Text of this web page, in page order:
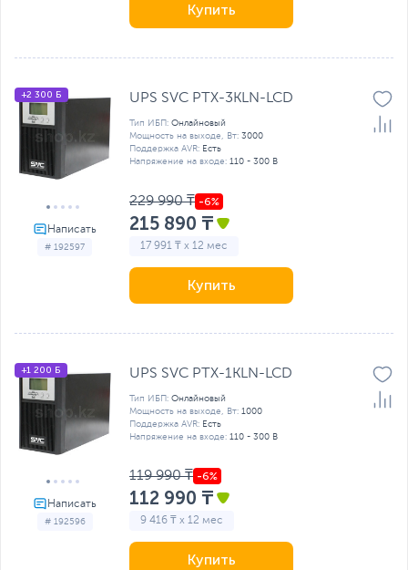
Купить
# 192597
+2 300 Б UPS SVC PTX-3KLN-LCD
Тип ИБП: Онлайновый
Мощность на выходе, Вт: 3000
Поддержка AVR: Есть
Напряжение на входе: 110 - 300 В
229 990 ₸
215 890 ₸
17 991 ₸ x 12 мес
Купить
# 192596
+1 200 Б UPS SVC PTX-1KLN-LCD
Тип ИБП: Онлайновый
Мощность на выходе, Вт: 1000
Поддержка AVR: Есть
Напряжение на входе: 110 - 300 В
119 990 ₸
112 990 ₸
9 416 ₸ x 12 мес
Купить